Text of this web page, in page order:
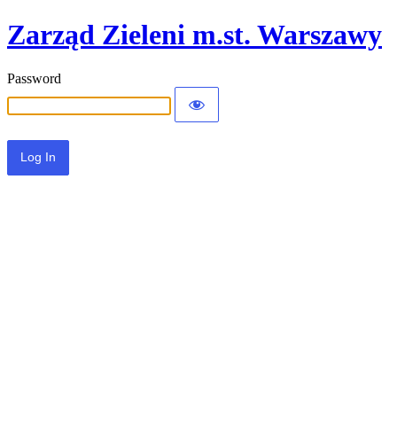
Zarząd Zieleni m.st. Warszawy
Password